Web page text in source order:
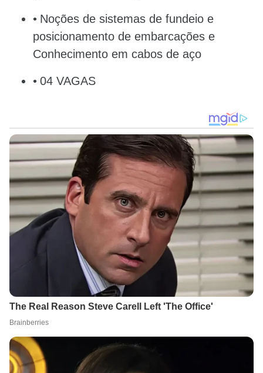
Noções de sistemas de fundeio e
posicionamento de embarcações e
Conhecimento em cabos de aço
04 VAGAS